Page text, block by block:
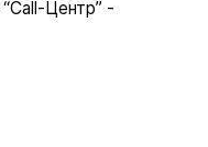
Центр” -